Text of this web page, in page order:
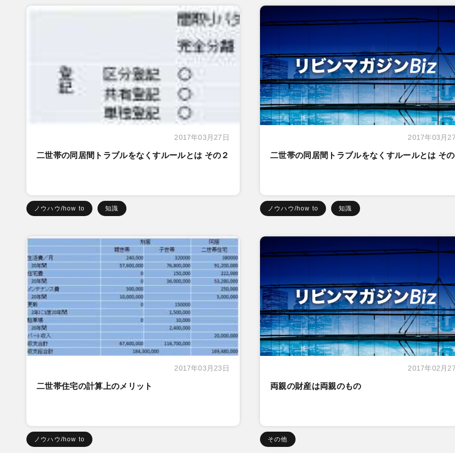
2017年03月27日
二世帯の同居間トラブルをなくすルールとは その２
ノウハウ/how to 知識
2017年03月
二世帯の同居間トラブルをなくすルールとは そ
ノウハウ/how to 知識
2017年03月23日
二世帯住宅の計算上のメリット
ノウハウ/how to
2017年02月
両親の財産は両親のもの
その他